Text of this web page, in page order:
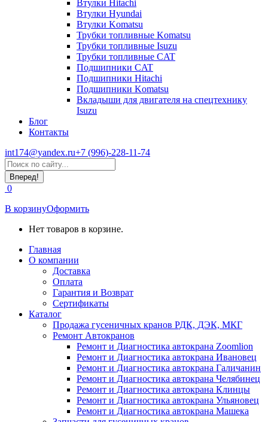
Втулки Hitachi
Втулки Hyundai
Втулки Komatsu
Трубки топливные Komatsu
Трубки топливные Isuzu
Трубки топливные CAT
Подшипники CAT
Подшипники Hitachi
Подшипники Komatsu
Вкладыши для двигателя на спецтехнику
Isuzu
Блог
Контакты
int174@yandex.ru+7 (996)-228-11-74
Страница
WhatsApp
открывается
в
новом
окне
Поиск:
0
В корзинуОформить
Нет товаров в корзине.
Главная
О компании
Доставка
Оплата
Гарантия и Возврат
Сертификаты
Каталог
Продажа гусеничных кранов РДК, ДЭК, МКГ
Ремонт Автокранов
Ремонт и Диагностика автокрана Zoomlion
Ремонт и Диагностика автокрана Ивановец
Ремонт и Диагностика автокрана Галичанин
Ремонт и Диагностика автокрана Челябинец
Ремонт и Диагностика автокрана Клинцы
Ремонт и Диагностика автокрана Ульяновец
Ремонт и Диагностика автокрана Машека